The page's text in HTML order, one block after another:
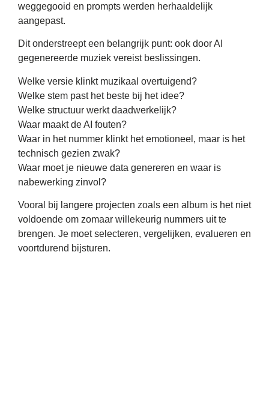
weggegooid en prompts werden herhaaldelijk
aangepast.
Dit onderstreept een belangrijk punt: ook door AI
gegenereerde muziek vereist beslissingen.
Welke versie klinkt muzikaal overtuigend?
Welke stem past het beste bij het idee?
Welke structuur werkt daadwerkelijk?
Waar maakt de AI fouten?
Waar in het nummer klinkt het emotioneel, maar is het
technisch gezien zwak?
Waar moet je nieuwe data genereren en waar is
nabewerking zinvol?
Vooral bij langere projecten zoals een album is het niet
voldoende om zomaar willekeurig nummers uit te
brengen. Je moet selecteren, vergelijken, evalueren en
voortdurend bijsturen.